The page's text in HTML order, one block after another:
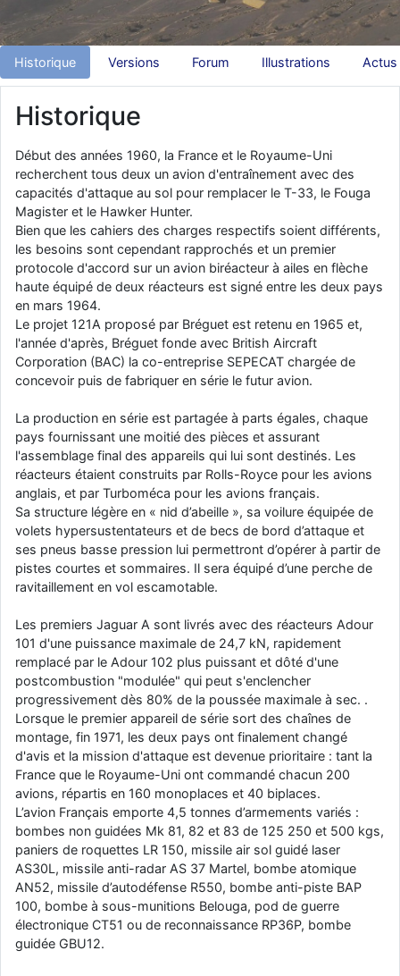
d9pouces : Joyeux Noël à tous !
: mais tu peux tenter l'un des rares lycées militaires
comme le Prytanée dans la Sarthe, ça ne peut pas faire de mal !
scientifique, tu as donc encore un peu de temps devant toi
passionnée par l'aviation militaire , pourrais je savoir que faire après
le lycée pour s'orienter et pouvoir devenir officier de l'armée de l'air?
d9pouces : lesquels, par exemple ?
mahmoud : bonsoir, très instructif ce site .mais nous aimerions avoir
les photo des anciens appareils de l'armée de l'air de la haute -volta
d9pouces: Ça me casse quand même bien les pieds, j’avoue
jericho: Pour moi tout est à nouveau OK dirait-on… Merci à toi.
d9pouces : En espérant n’avoir coupé les accessoires de personne
au passage !
d9pouces: j'ai trouvé un palliatif un peu violent, mais ça devrait aller
d9pouces: cette fois, c'est le Brésil et Singapour qui mettent le site
par terre
jericho : Ah ben je peux te confirmer que j'étais resté dans le filtre…
d9pouces: Désolé ! Mon filtrage a été un peu trop violent
manifestement
tout voir
Historique Versions Forum Illustrations Actus
Historique
Début des années 1960, la France et le Royaume-Uni
recherchent tous deux un avion d'entraînement avec des
capacités d'attaque au sol pour remplacer le T-33, le Fouga
Magister et le Hawker Hunter.
Bien que les cahiers des charges respectifs soient différents,
les besoins sont cependant rapprochés et un premier
protocole d'accord sur un avion biréacteur à ailes en flèche
haute équipé de deux réacteurs est signé entre les deux pays
en mars 1964.
Le projet 121A proposé par Bréguet est retenu en 1965 et,
l'année d'après, Bréguet fonde avec British Aircraft
Corporation (BAC) la co-entreprise SEPECAT chargée de
concevoir puis de fabriquer en série le futur avion.
La production en série est partagée à parts égales, chaque
pays fournissant une moitié des pièces et assurant
l'assemblage final des appareils qui lui sont destinés. Les
réacteurs étaient construits par Rolls-Royce pour les avions
anglais, et par Turboméca pour les avions français.
Sa structure légère en « nid d’abeille », sa voilure équipée de
volets hypersustentateurs et de becs de bord d’attaque et
ses pneus basse pression lui permettront d’opérer à partir de
pistes courtes et sommaires. Il sera équipé d’une perche de
ravitaillement en vol escamotable.
Les premiers Jaguar A sont livrés avec des réacteurs Adour
101 d'une puissance maximale de 24,7 kN, rapidement
remplacé par le Adour 102 plus puissant et dôté d'une
postcombustion "modulée" qui peut s'enclencher
progressivement dès 80% de la poussée maximale à sec. .
Lorsque le premier appareil de série sort des chaînes de
montage, fin 1971, les deux pays ont finalement changé
d'avis et la mission d'attaque est devenue prioritaire : tant la
France que le Royaume-Uni ont commandé chacun 200
avions, répartis en 160 monoplaces et 40 biplaces.
L’avion Français emporte 4,5 tonnes d’armements variés :
bombes non guidées Mk 81, 82 et 83 de 125 250 et 500 kgs,
paniers de roquettes LR 150, missile air sol guidé laser
AS30L, missile anti-radar AS 37 Martel, bombe atomique
AN52, missile d’autodéfense R550, bombe anti-piste BAP
100, bombe à sous-munitions Belouga, pod de guerre
électronique CT51 ou de reconnaissance RP36P, bombe
guidée GBU12.